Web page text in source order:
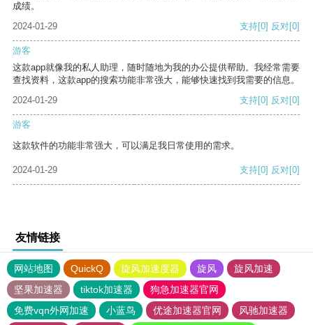
成绩。
2024-01-29
支持[0] 反对[0]
游客
这款app就像我的私人助理，随时随地为我的办公提供帮助。我经常需要
查找资料，这款app的搜索功能非常强大，能够快速找到我需要的信息。
2024-01-29
支持[0] 反对[0]
游客
这款软件的功能非常强大，可以满足我日常使用的需求。
2024-01-29 支持[0] 反对[0]
友情链接
网站地图 QuickQ 旋风加速度器 旋风
旋风加速
坚果加速器
tiktok加速器
狗急加速器官网
免费vqn外网加速
小蓝鸟 优途加速器官网
风驰加速器